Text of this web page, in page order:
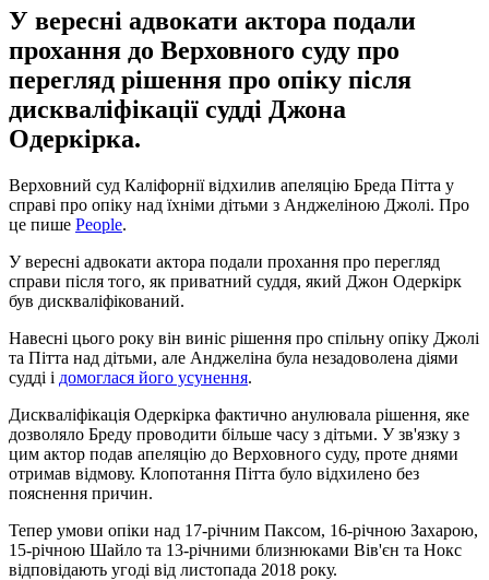
У вересні адвокати актора подали
прохання до Верховного суду про
перегляд рішення про опіку після
дискваліфікації судді Джона
Одеркірка.
Верховний суд Каліфорнії відхилив апеляцію Бреда Пітта у
справі про опіку над їхніми дітьми з Анджеліною Джолі. Про
це пише People.
У вересні адвокати актора подали прохання про перегляд
справи після того, як приватний суддя, який Джон Одеркірк
був дискваліфікований.
Навесні цього року він виніс рішення про спільну опіку Джолі
та Пітта над дітьми, але Анджеліна була незадоволена діями
судді і домоглася його усунення.
Дискваліфікація Одеркірка фактично анулювала рішення, яке
дозволяло Бреду проводити більше часу з дітьми. У зв'язку з
цим актор подав апеляцію до Верховного суду, проте днями
отримав відмову. Клопотання Пітта було відхилено без
пояснення причин.
Тепер умови опіки над 17-річним Паксом, 16-річною Захарою,
15-річною Шайло та 13-річними близнюками Вів'єн та Нокс
відповідають угоді від листопада 2018 року.